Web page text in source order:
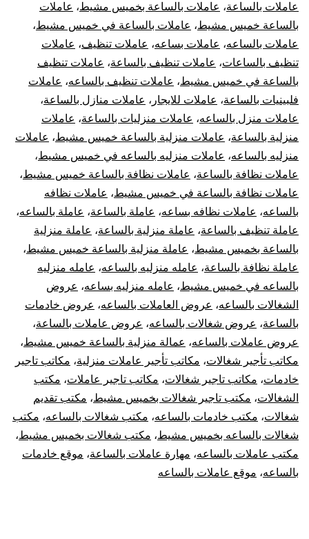
عاملات بالساعة، عاملات بالساعة بخميس مشيط، عاملات
بالساعة خميس مشيط، عاملات بالساعة في خميس مشيط،
عاملات بالساعه، عاملات بساعه، عاملات تنظيف، عاملات
تنظيف بالساعات، عاملات تنظيف بالساعة، عاملات تنظيف
بالساعة في خميس مشيط، عاملات تنظيف بالساعه، عاملات
فلبينيات بالساعة، عاملات للايجار ، عاملات منازل بالساعة،
عاملات منزل بالساعه، عاملات منزليات بالساعة، عاملات
منزلية بالساعة، عاملات منزلية بالساعة خميس مشيط، عاملات
منزليه بالساعه، عاملات منزليه بالساعه في خميس مشيط،
عاملات نظافة بالساعة، عاملات نظافة بالساعة خميس مشيط،
عاملات نظافة بالساعة في خميس مشيط، عاملات نظافه
بالساعه، عاملات نظافه بساعه، عاملة بالساعة، عاملة بالساعه،
عاملة تنظيف بالساعة، عاملة منزلية بالساعة، عاملة منزلية
بالساعة بخميس مشيط، عاملة منزلية بالساعة خميس مشيط،
عاملة نظافة بالساعة، عامله منزليه بالساعه، عامله منزليه
بالساعه في خميس مشيط، عامله منزليه بساعه، عروض
الشغالات بالساعه، عروض العاملات بالساعه، عروض خادمات
بالساعة، عروض شغالات بالساعه، عروض عاملات بالساعة،
عروض عاملات بالساعه، عمالة منزلية بالساعة خميس مشيط،
مكاتب تأجير شغالات، مكاتب تأجير عاملات منزلية، مكاتب تاجير
خادمات، مكاتب تاجير شغالات، مكاتب تاجير عاملات، مكتب
الشغالات، مكتب تاجير شغالات بخميس مشيط، مكتب تقديم
شغالات، مكتب خادمات بالساعه، مكتب شغالات بالساعه، مكتب
شغالات بالساعه بخميس مشيط، مكتب شغالات بخميس مشيط،
مكتب عاملات بالساعه، مهارة عاملات بالساعة، موقع خادمات
بالساعه، موقع عاملات بالساعه